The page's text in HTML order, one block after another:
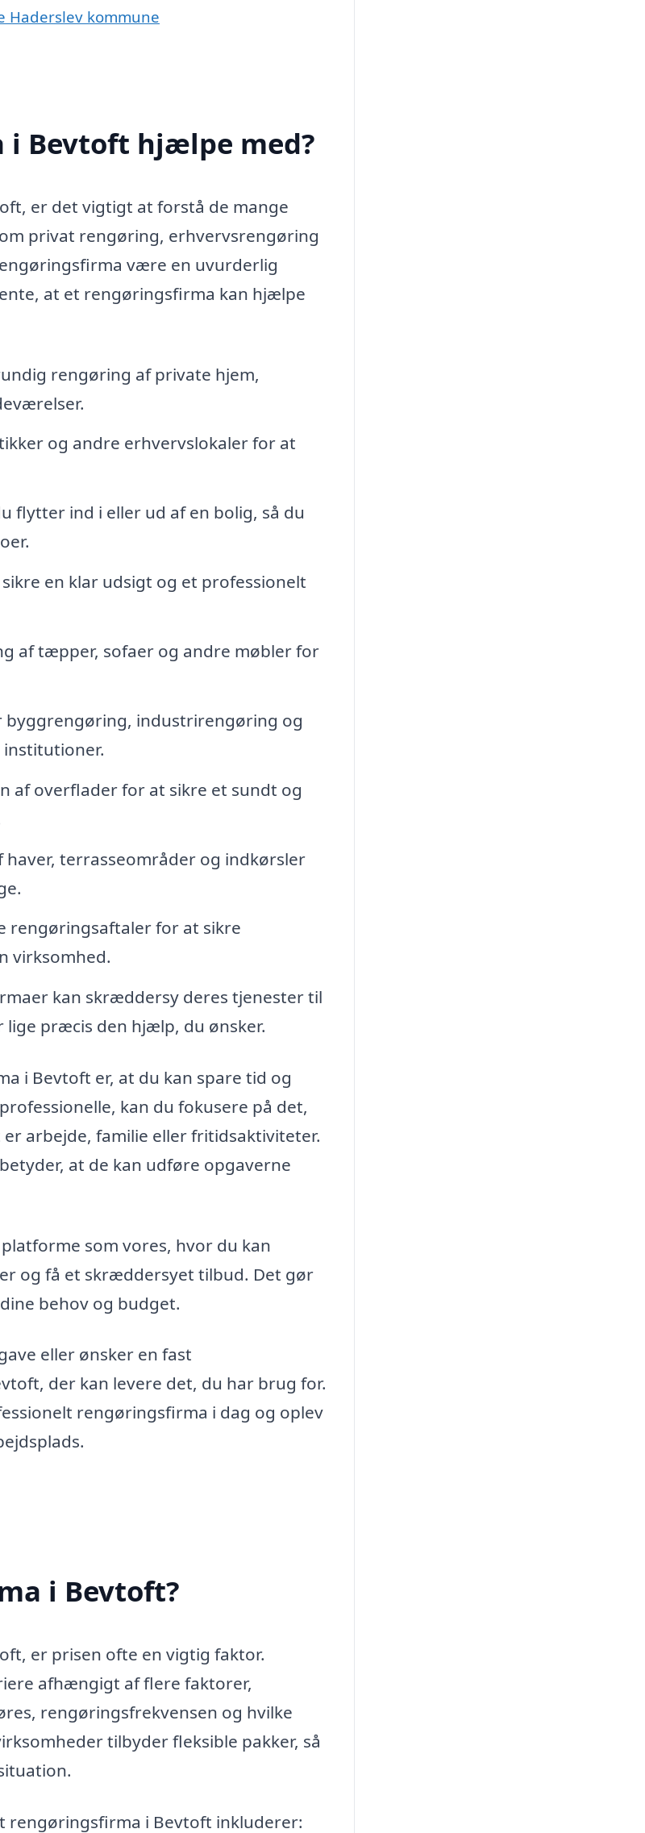
Haderslev kommune
i Bevtoft hjælpe med?
er det vigtigt at forstå de mange
privat rengøring, erhvervsrengøring
være en uvurderlig
at et rengøringsfirma kan hjælpe
rengøring af private hjem,
og andre erhvervslokaler for at
flytter ind i eller ud af en bolig, så du
en klar udsigt og et professionelt
af tæpper, sofaer og andre møbler for
byggrengøring, industrirengøring og
af overflader for at sikre et sundt og
haver, terrasseområder og indkørsler
rengøringsaftaler for at sikre
virksomhed.
kan skræddersy deres tjenester til
lige præcis den hjælp, du ønsker.
i Bevtoft er, at du kan spare tid og
kan du fokusere på det,
arbejde, familie eller fritidsaktiviteter.
at de kan udføre opgaverne
som vores, hvor du kan
og få et skræddersyet tilbud. Det gør
behov og budget.
eller ønsker en fast
der kan levere det, du har brug for.
rengøringsfirma i dag og oplev
i Bevtoft?
er prisen ofte en vigtig faktor.
afhængigt af flere faktorer,
rengøringsfrekvensen og hvilke
tilbyder fleksible pakker, så
rengøringsfirma i Bevtoft inkluderer: